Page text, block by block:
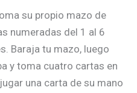
su propio mazo de
numeradas del 1 al 6
Baraja tu mazo, luego
y toma cuatro cartas en
una carta de su mano